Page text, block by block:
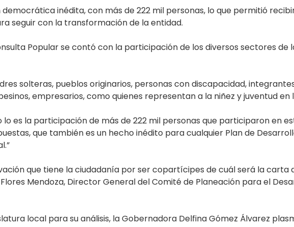
inédita, con más de 222 mil personas, lo que permitió
seguir con la transformación de la entidad.
Popular se contó con la participación de los diversos sectores de
solteras, pueblos originarios, personas con discapacidad,
empresarios, como quienes representan a la niñez y juventud
es la participación de más de 222 mil personas que participaron en
que también es un hecho inédito para cualquier Plan de
que tiene la ciudadanía por ser copartícipes de cuál será la carta
Mendoza, Director General del Comité de Planeación para el
local para su análisis, la Gobernadora Delfina Gómez Álvarez